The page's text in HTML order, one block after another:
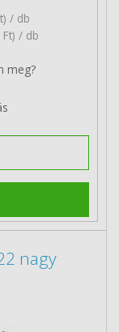
/ db
/ db
meg?
nagy